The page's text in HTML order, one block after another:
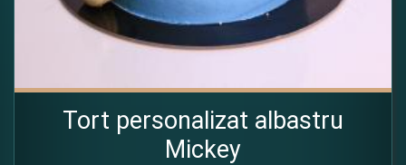
Tort personalizat albastru
Mickey